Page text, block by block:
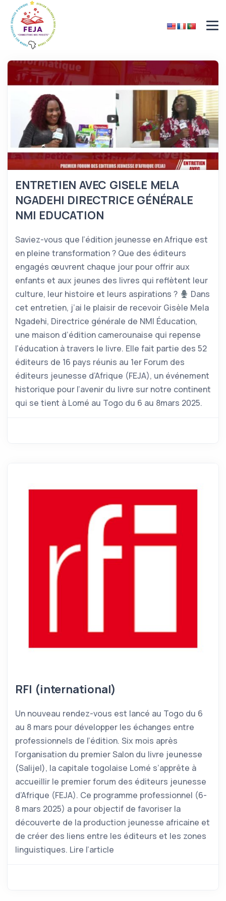
ENTRETIEN AVEC GISELE MELA
NGADEHI DIRECTRICE GÉNÉRALE
NMI EDUCATION
Saviez-vous que l’édition jeunesse en Afrique est
en pleine transformation ? Que des éditeurs
engagés œuvrent chaque jour pour offrir aux
enfants et aux jeunes des livres qui reflètent leur
culture, leur histoire et leurs aspirations ?
Dans
cet entretien, j’ai le plaisir de recevoir Gisèle Mela
Ngadehi, Directrice générale de NMI Éducation,
une maison d’édition camerounaise qui repense
l’éducation à travers le livre. Elle fait partie des 52
éditeurs de 16 pays réunis au 1er Forum des
éditeurs jeunesse d’Afrique (FEJA), un événement
historique pour l’avenir du livre sur notre continent
qui se tient à Lomé au Togo du 6 au 8mars 2025.
RFI (international)
Un nouveau rendez-vous est lancé au Togo du 6
au 8 mars pour développer les échanges entre
professionnels de l’édition. Six mois après
l’organisation du premier Salon du livre jeunesse
(Salijel), la capitale togolaise Lomé s’apprête à
accueillir le premier forum des éditeurs jeunesse
d’Afrique (FEJA). Ce programme professionnel (6-
8 mars 2025) a pour objectif de favoriser la
découverte de la production jeunesse africaine et
de créer des liens entre les éditeurs et les zones
linguistiques. Lire l’article